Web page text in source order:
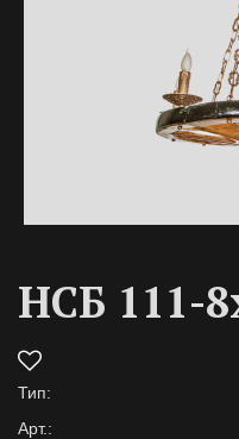
НСБ 111-
Тип:
Арт.: